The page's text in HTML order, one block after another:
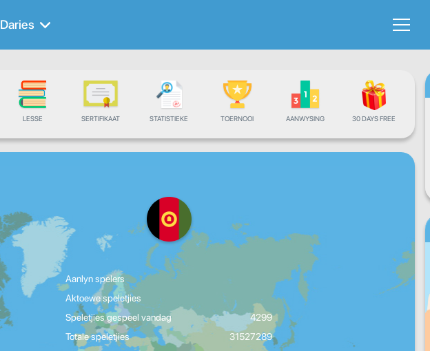
Daries
LESSE SERTIFIKAAT STATISTIEKE TOERNOOI AANWYSING 30 DAYS FREE
Aanlyn spelers
Aktoewe speletjies
Speletjies gespeel vandag
4299
Totale speletjies
31527289